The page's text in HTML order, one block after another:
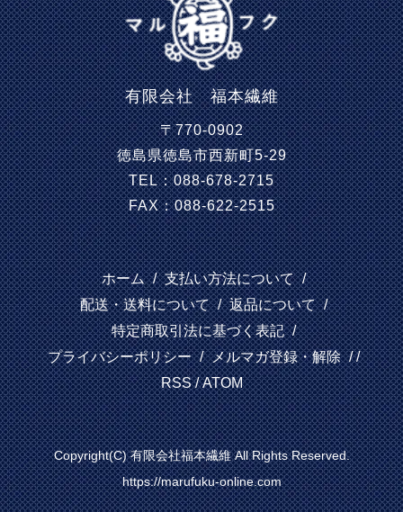
有限会社 福本繊維
〒770-0902
徳島県徳島市西新町5-29
TEL：088-678-2715
FAX：088-622-2515
ホーム / 支払い方法について /
配送・送料について / 返品について /
特定商取引法に基づく表記 /
プライバシーポリシー / メルマガ登録・解除 / /
RSS/ATOM
Copyright(C) 有限会社福本繊維 All Rights Reserved.
https://marufuku-online.com